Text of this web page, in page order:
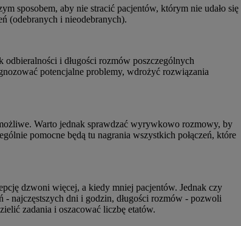
sposobem, aby nie stracić pacjentów, którym nie udało się
(odebranych i nieodebranych).
i długości rozmów poszczególnych
potencjalne problemy, wdrożyć rozwiązania
Warto jednak sprawdzać wyrywkowo rozmowy, by
pomocne będą tu nagrania wszystkich połączeń, które
dzwoni więcej, a kiedy mniej pacjentów. Jednak czy
- najczęstszych dni i godzin, długości rozmów - pozwoli
zadania i oszacować liczbę etatów.